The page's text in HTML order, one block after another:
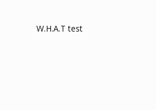
test